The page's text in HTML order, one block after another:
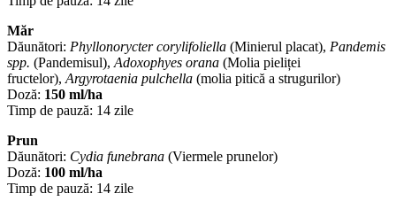
Măr
Dăunători: Phyllonorycter corylifoliella (Minierul placat), Pandemis
spp. (Pandemisul), Adoxophyes orana (Molia pieliței
fructelor), Argyrotaenia pulchella (molia pitică a strugurilor)
Doză: 150 ml/ha
Timp de pauză: 14 zile
Prun
Dăunători: Cydia funebrana (Viermele prunelor)
Doză: 100 ml/ha
Timp de pauză: 14 zile